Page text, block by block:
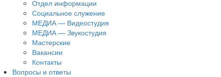
Отдел информации
Социальное служение
МЕДИА — Видеостудия
МЕДИА — Звукостудия
Мастерские
Вакансии
Контакты
Вопросы и ответы